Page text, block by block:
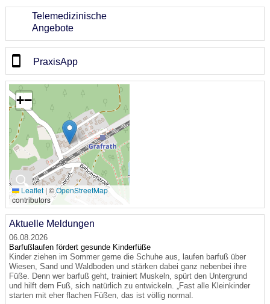
Telemedizinische
Angebote
PraxisApp
🔍
+−
Leaflet | ©OpenStreetMap
contributors
Aktuelle Meldungen
06.08.2026
Barfußlaufen fördert gesunde Kinderfüße
Kinder ziehen im Sommer gerne die Schuhe aus, laufen barfuß über
Wiesen, Sand und Waldboden und stärken dabei ganz nebenbei ihre
Füße. Denn wer barfuß geht, trainiert Muskeln, spürt den Untergrund
und hilft dem Fuß, sich natürlich zu entwickeln. „Fast alle Kleinkinder
starten mit eher flachen Füßen, das ist völlig normal.